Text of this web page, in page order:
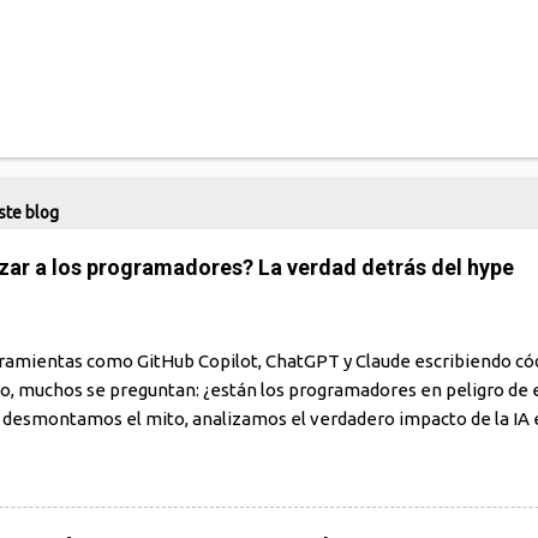
blog
a los programadores? La verdad detrás del hype
como GitHub Copilot, ChatGPT y Claude escribiendo
muchos se preguntan: ¿están los programadores en peligro de
el mito, analizamos el verdadero impacto de la IA
ha generado una ola de entusiasmo… y también de ansiedad.
mejor que tú" o "los programadores desaparecerán en 5